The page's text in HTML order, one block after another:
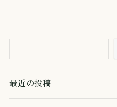
最近の投稿